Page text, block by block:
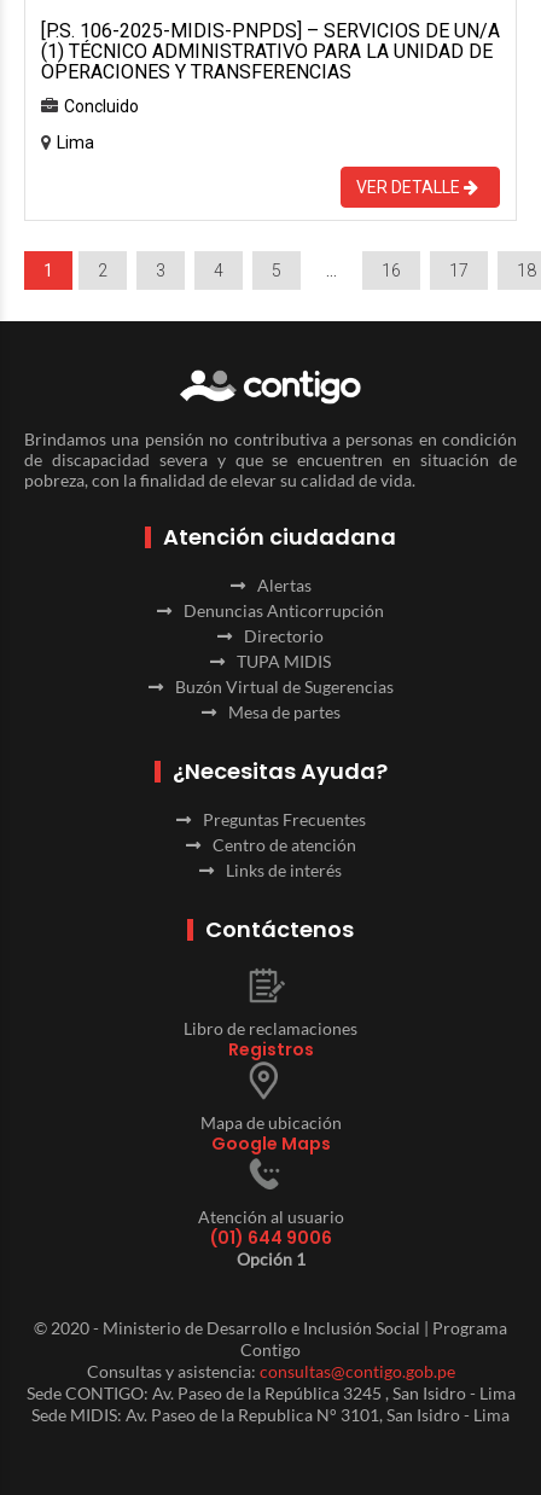
[P.S. 106-2025-MIDIS-PNPDS] – SERVICIOS DE UN/A
(1) TÉCNICO ADMINISTRATIVO PARA LA UNIDAD DE
OPERACIONES Y TRANSFERENCIAS
Concluido
Lima
VER DETALLE
1 2 3 4 5 16 17 18
Brindamos una pensión no contributiva a personas en condición
de discapacidad severa y que se encuentren en situación de
pobreza, con la finalidad de elevar su calidad de vida.
Atención ciudadana
Alertas
Denuncias Anticorrupción
Directorio
TUPA MIDIS
Buzón Virtual de Sugerencias
Mesa de partes
¿Necesitas Ayuda?
Preguntas Frecuentes
Centro de atención
Links de interés
Contáctenos
Libro de reclamaciones
Registros
Mapa de ubicación
Google Maps
Atención al usuario
(01) 644 9006
Opción 1
© 2020 - Ministerio de Desarrollo e Inclusión Social | Programa
Contigo
Consultas y asistencia: consultas@contigo.gob.pe
Sede CONTIGO: Av. Paseo de la República 3245 , San Isidro - Lima
Sede MIDIS: Av. Paseo de la Republica N° 3101, San Isidro - Lima